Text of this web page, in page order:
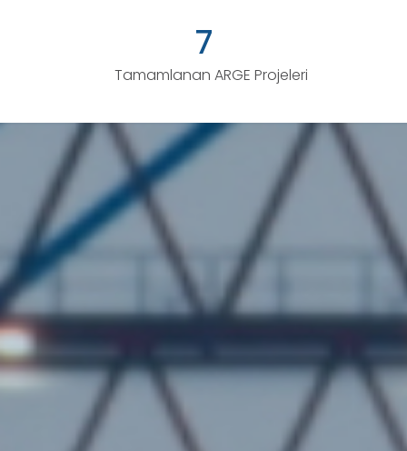
7
Tamamlanan ARGE Projeleri